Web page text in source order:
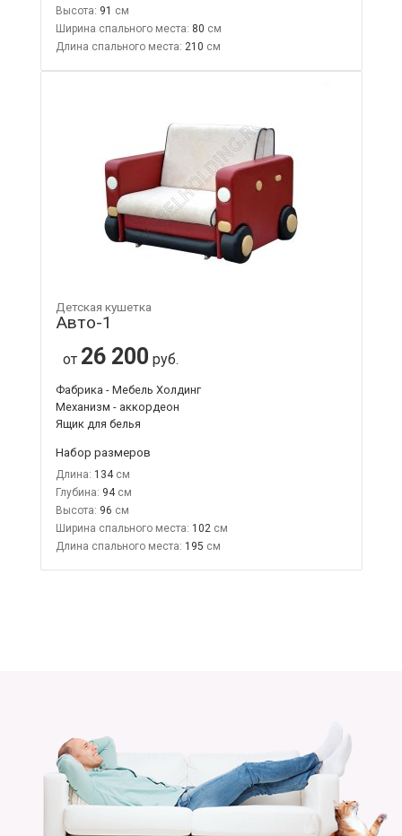
Высота: 91
Ширина спального места: 80
Длина спального места: 210
Детская кушетка
Авто-1
от 26 200 руб.
Фабрика - Мебель Холдинг
Механизм - аккордеон
Ящик для белья
Набор размеров
Длина: 134
Глубина: 94
Высота: 96
Ширина спального места: 102
Длина спального места: 195